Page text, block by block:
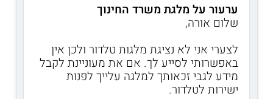
ערעור על מלגת משרד החינוך
שלום אורה,
לצערי אני לא נציגת מלגות טלדור ולכן אין
באפשרותי לסייע לך. אם את מעוניינת לקבל
מידע לגבי זכאותך למלגה עלייך לפנות
ישירות לטלדור.